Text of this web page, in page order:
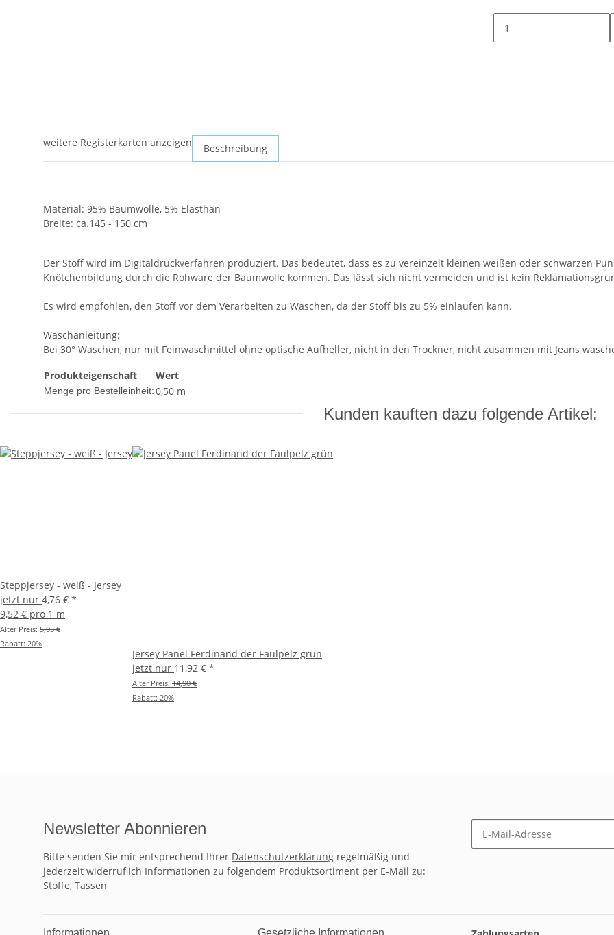
weitere Registerkarten anzeigen Beschreibung
Material: 95% Baumwolle, 5% Elasthan
Breite: ca.145 - 150 cm
Der Stoff wird im Digitaldruckverfahren produziert. Das bedeutet, dass es zu vereinzelt kleinen weißen oder schwarzen
Knötchenbildung durch die Rohware der Baumwolle kommen. Das lässt sich nicht vermeiden und ist kein
Es wird empfohlen, den Stoff vor dem Verarbeiten zu Waschen, da der Stoff bis zu 5% einlaufen kann.
Waschanleitung:
Bei 30° Waschen, nur mit Feinwaschmittel ohne optische Aufheller, nicht in den Trockner, nicht zusammen mit Jeans
Produkteigenschaft
Wert
Menge pro Bestelleinheit:0,50 m
Kunden kauften dazu folgende Artikel:
Steppjersey - weiß - Jersey
jetzt nur 4,76 € *
9,52 € pro 1 m
Alter Preis: 5,95 €
Rabatt: 20%
Jersey Panel Ferdinand der Faulpelz grün
jetzt nur 11,92 € *
Alter Preis: 14,90 €
Rabatt: 20%
Newsletter Abonnieren
Bitte senden Sie mir entsprechend Ihrer Datenschutzerklärung regelmäßig und
jederzeit widerruflich Informationen zu folgendem Produktsortiment per E-Mail zu:
Stoffe, Tassen
Informationen Gesetzliche Informationen